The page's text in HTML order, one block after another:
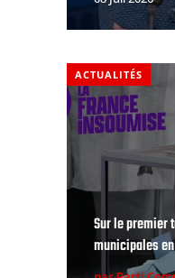
ACTUALITÉS
Sur le premier
municipales